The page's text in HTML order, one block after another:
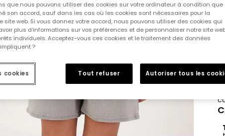
que nous pouvons utiliser des cookies sur votre ordinateur à condition que
son accord, sauf dans les cas où les cookies sont nécessaires pour la
site web. Si vous donnez votre accord, nous pouvons utiliser des cookies qui
plus d'informations sur vos préférences et de personnaliser notre site
individuels. Acceptez-vous ces cookies et le traitement des données
?
Tout refuser Autoriser tous les
cookies